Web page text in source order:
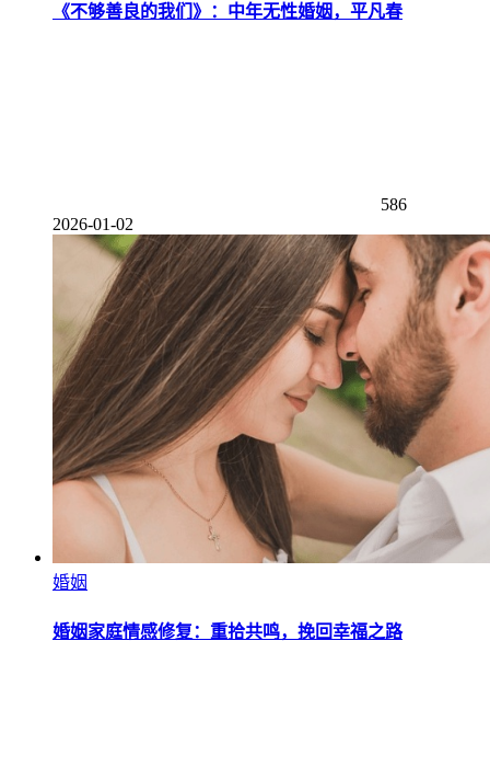
《不够善良的我们》：中年无性婚姻，平凡春
586
2026-01-02
婚姻
婚姻家庭情感修复：重拾共鸣，挽回幸福之路